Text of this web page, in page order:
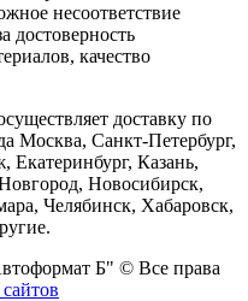
несоответствие
достоверность
качество
доставку по
Москва, Санкт-Петербург,
Екатеринбург, Казань,
Новосибирск,
Челябинск, Хабаровск,
Б" © Все права